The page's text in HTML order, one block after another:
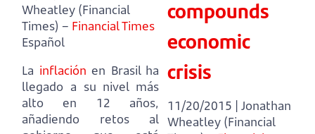
Wheatley (Financial
Times) – Financial Times
Español
La inflación en Brasil ha
llegado a su nivel más
alto en 12 años,
añadiendo retos al
compounds
economic
crisis
11/20/2015 | Jonathan
Wheatley (Financial